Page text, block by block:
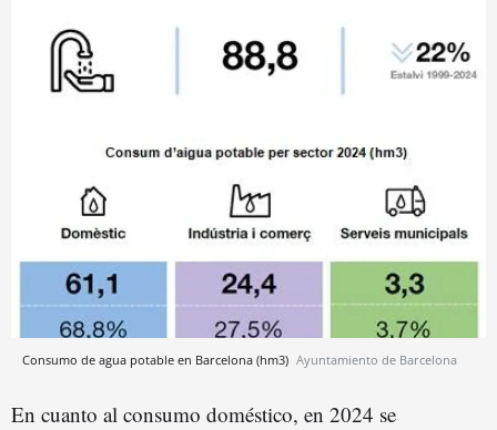
Consumo de agua potable en Barcelona (hm3) Ayuntamiento de Barcelona
En cuanto al consumo doméstico, en 2024 se